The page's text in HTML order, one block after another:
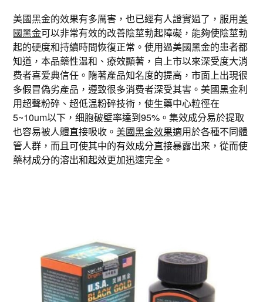
美國黑金的效果有多厲害，也已經有人證實過了，服用美
國黑金可以非常有效的改善陰莖勃起障礙，能夠使陰莖勃
起的硬度和持續時間恢復正常。使用過美國黑金的患者都
知道，本品藥性温和、療效顯著，自上市以來深受度大消
费者喜爱典信任。隋著產品知名度的提高，市面上出現很
多假冒偽劣產品，遵致很多消费者深受其害。美國黑金利
用超聲粉碎、超低温粉碎技術，使生藥中心粒徑在
5~10um以下，细胞破壁率達到95%。集效成分易於提取
也容易被人體直接吸收。美國黑金效果適用於各種不同體
管人群，而且可使其中的有效成分直接暴露出来，從而使
藥材成分的溶出和起效更加迅速完全。